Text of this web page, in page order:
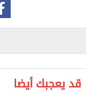
وأبرز البيان أن
إطار انعقاد أعمال
قد يعجبك أيضا